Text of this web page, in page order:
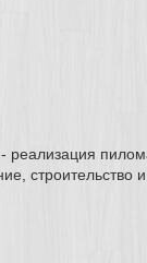
реализация
строительство